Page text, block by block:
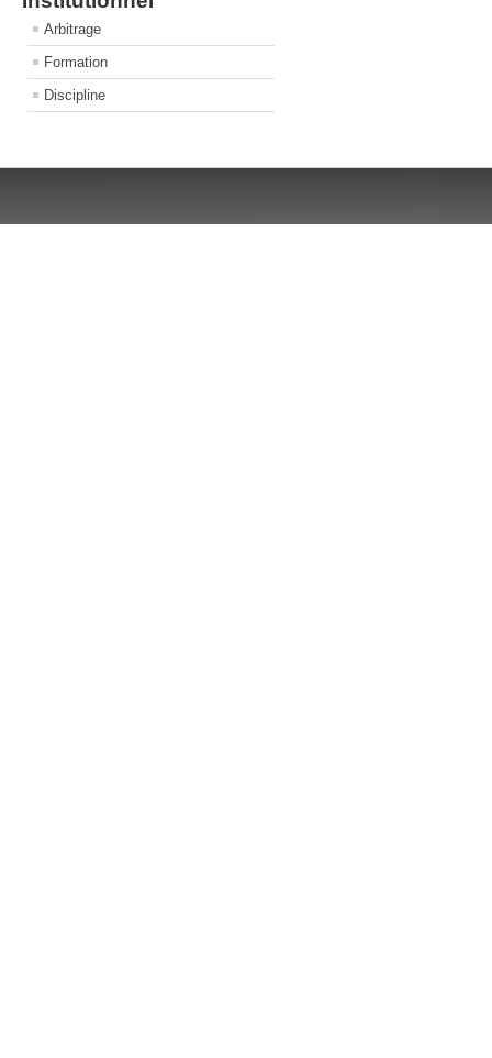
Arbitrage
Formation
Discipline